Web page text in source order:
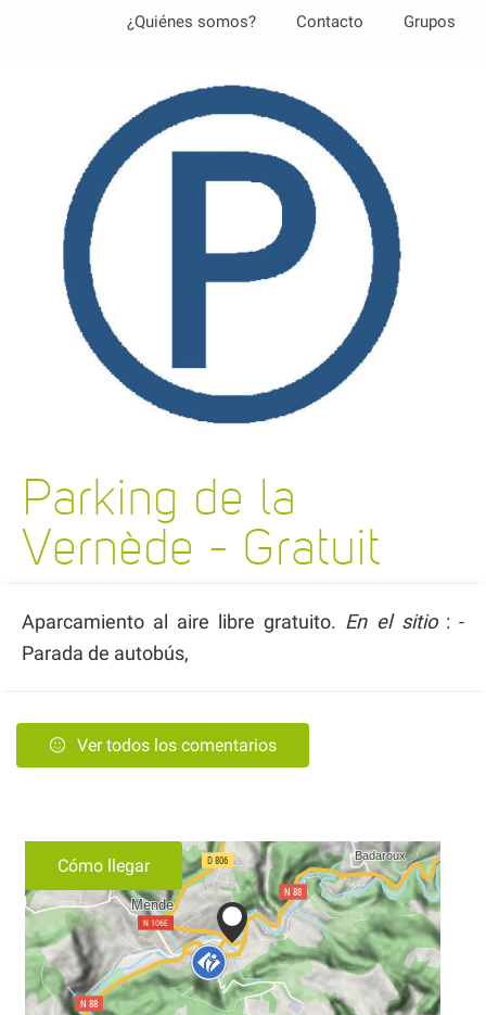
¿Quiénes somos? Contacto Grupos
Parking de la
Vernède - Gratuit
Aparcamiento al aire libre gratuito. En el sitio: -
Parada de autobús,
Ver todos los comentarios
Cómo llegar